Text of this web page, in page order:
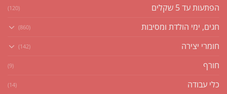
הפתעות עד 5 שקלים (120)
חגים, ימי הולדת ומסיבות (860)
חומרי יצירה (142)
חורף (9)
כלי עבודה (14)